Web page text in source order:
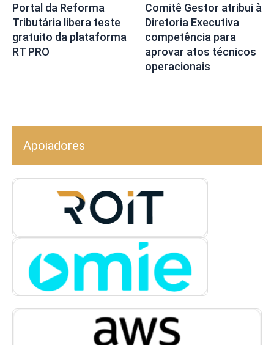
Portal da Reforma
Tributária libera teste
gratuito da plataforma
RT PRO
Comitê Gestor atribui à
Diretoria Executiva
competência para
aprovar atos técnicos
operacionais
Apoiadores